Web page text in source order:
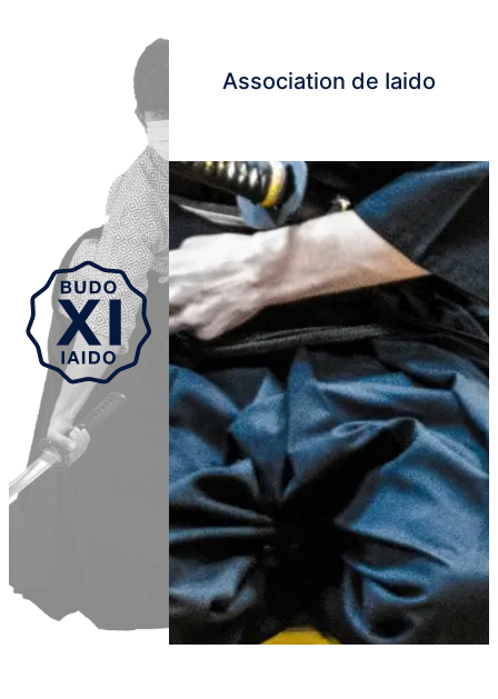
Association de Iaido